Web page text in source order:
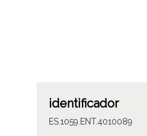
identificador
ES.1059.ENT.4010089